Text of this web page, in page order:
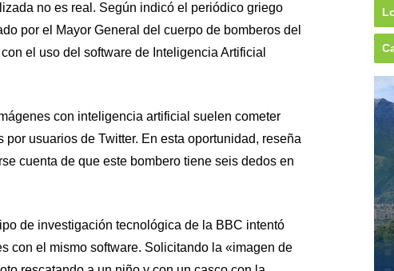
no es real. Según indicó el periódico griego
por el Mayor General del cuerpo de bomberos del
el uso del software de Inteligencia Artificial
con inteligencia artificial suelen cometer
por usuarios de Twitter. En esta oportunidad, reseña
cuenta de que este bombero tiene seis dedos en
de investigación tecnológica de la BBC intentó
con el mismo software. Solicitando la «imagen de